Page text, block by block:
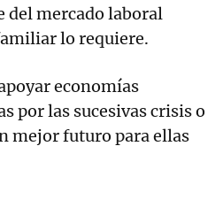
del mercado laboral
lo requiere.
economías
por las sucesivas crisis o
mejor futuro para ellas